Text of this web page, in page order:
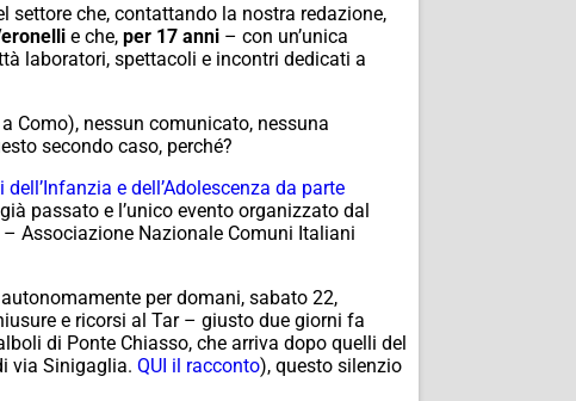
settore che, contattando la nostra redazione,
e che, per 17 anni – con un’unica
laboratori, spettacoli e incontri dedicati a
Como), nessun comunicato, nessuna
secondo caso, perché?
e dell’Adolescenza da parte
passato e l’unico evento organizzato dal
– Associazione Nazionale Comuni Italiani
per domani, sabato 22,
e ricorsi al Tar – giusto due giorni fa
di Ponte Chiasso, che arriva dopo quelli del
via Sinigaglia. QUI il racconto), questo silenzio